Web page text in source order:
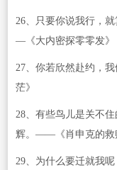
26、只要你说我行，
—《大内密探零零发》
27、你若欣然赴约，
茫》
28、有些鸟儿是关不
辉。——《肖申克的救
29、为什么要迁就我